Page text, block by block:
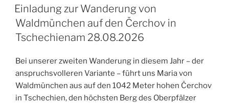
AM
Einladung zur Wanderung von
Waldmünchen auf den Čerchov in
Tschechienam 28.08.2026
Bei unserer zweiten Wanderung in diesem Jahr – der
anspruchsvolleren Variante – führt uns Maria von
Waldmünchen aus auf den 1042 Meter hohen Čerchov
in Tschechien, den höchsten Berg des Oberpfälzer